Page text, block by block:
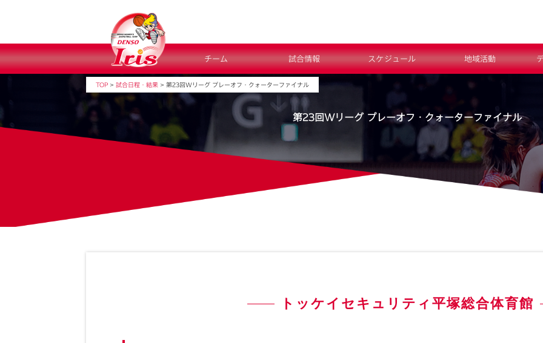
チーム 試合情報 スケジュール 地域活動
TOP > 試合日程・結果 > 第23回Wリーグ プレーオフ・クォーターファイナル
第23回Wリーグ プレーオフ・クォーターファイナル
トッケイセキュリティ平塚総合体育館